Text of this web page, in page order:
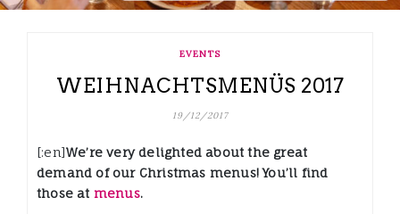
EVENTS
WEIHNACHTSMENÜS 2017
19/12/2017
[:en]We’re very delighted about the great
demand of our Christmas menus! You’ll find
those at menus.